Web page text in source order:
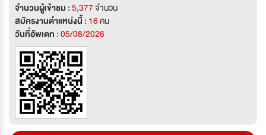
จำนวนผู้เข้าชม :5,377จำนวน
สมัครงานตำแหน่งนี้ : 16คน
วันที่อัพเดท :05/08/2026